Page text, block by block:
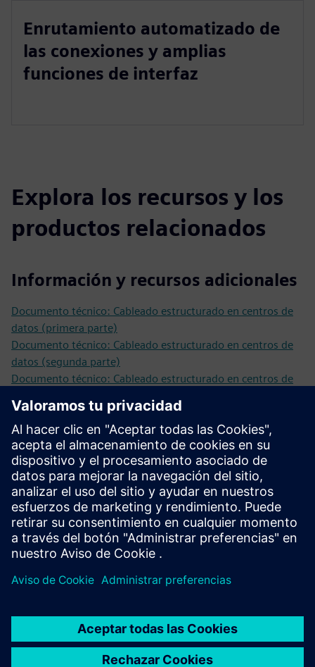
Enrutamiento automatizado de
las conexiones y amplias
funciones de interfaz
Explora los recursos y los
productos relacionados
Información y recursos adicionales
Documento técnico: Cableado estructurado en centros de
datos (primera parte)
Documento técnico: Cableado estructurado en centros de
datos (segunda parte)
Documento técnico: Cableado estructurado en centros de
Historia de éxito: SBB: Infraestructura de redes de
telecomunicaciones y cable
Más información
Solicite una demostración: ¡Estamos deseando mostrarle
nuestras soluciones de software!
Requisitos previos